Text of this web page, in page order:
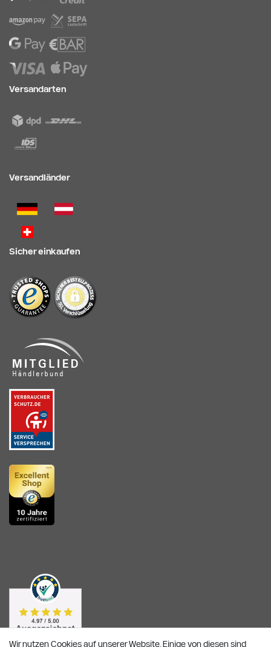
Versandarten
Versandländer
Sicher einkaufen
Wir nutzen Cookies auf unserer Website. Einige von diesen sind